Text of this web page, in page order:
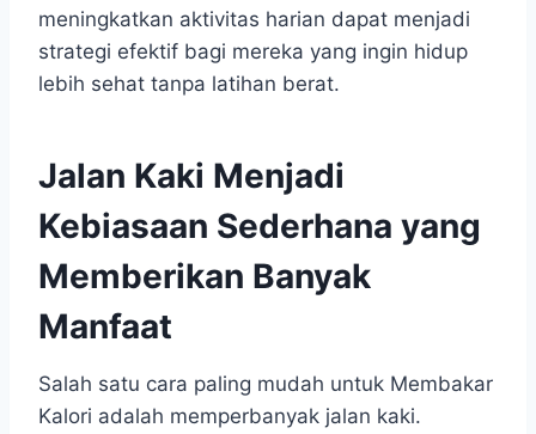
meningkatkan aktivitas harian dapat menjadi
strategi efektif bagi mereka yang ingin hidup
lebih sehat tanpa latihan berat.
Jalan Kaki Menjadi
Kebiasaan Sederhana yang
Memberikan Banyak
Manfaat
Salah satu cara paling mudah untuk Membakar
Kalori adalah memperbanyak jalan kaki.